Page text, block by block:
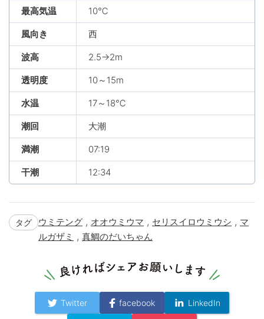
最高気温 10℃
風向き 西
波高 2.5→2m
透明度 10～15m
水温 17～18℃
潮回 大潮
満潮 07:19
干潮 12:34
タグ ウミテング , オオウミウマ , セリスイロウミウシ , マ
ルガザミ , 真鯛のだいちゃん
Twitter facebook LinkedIn